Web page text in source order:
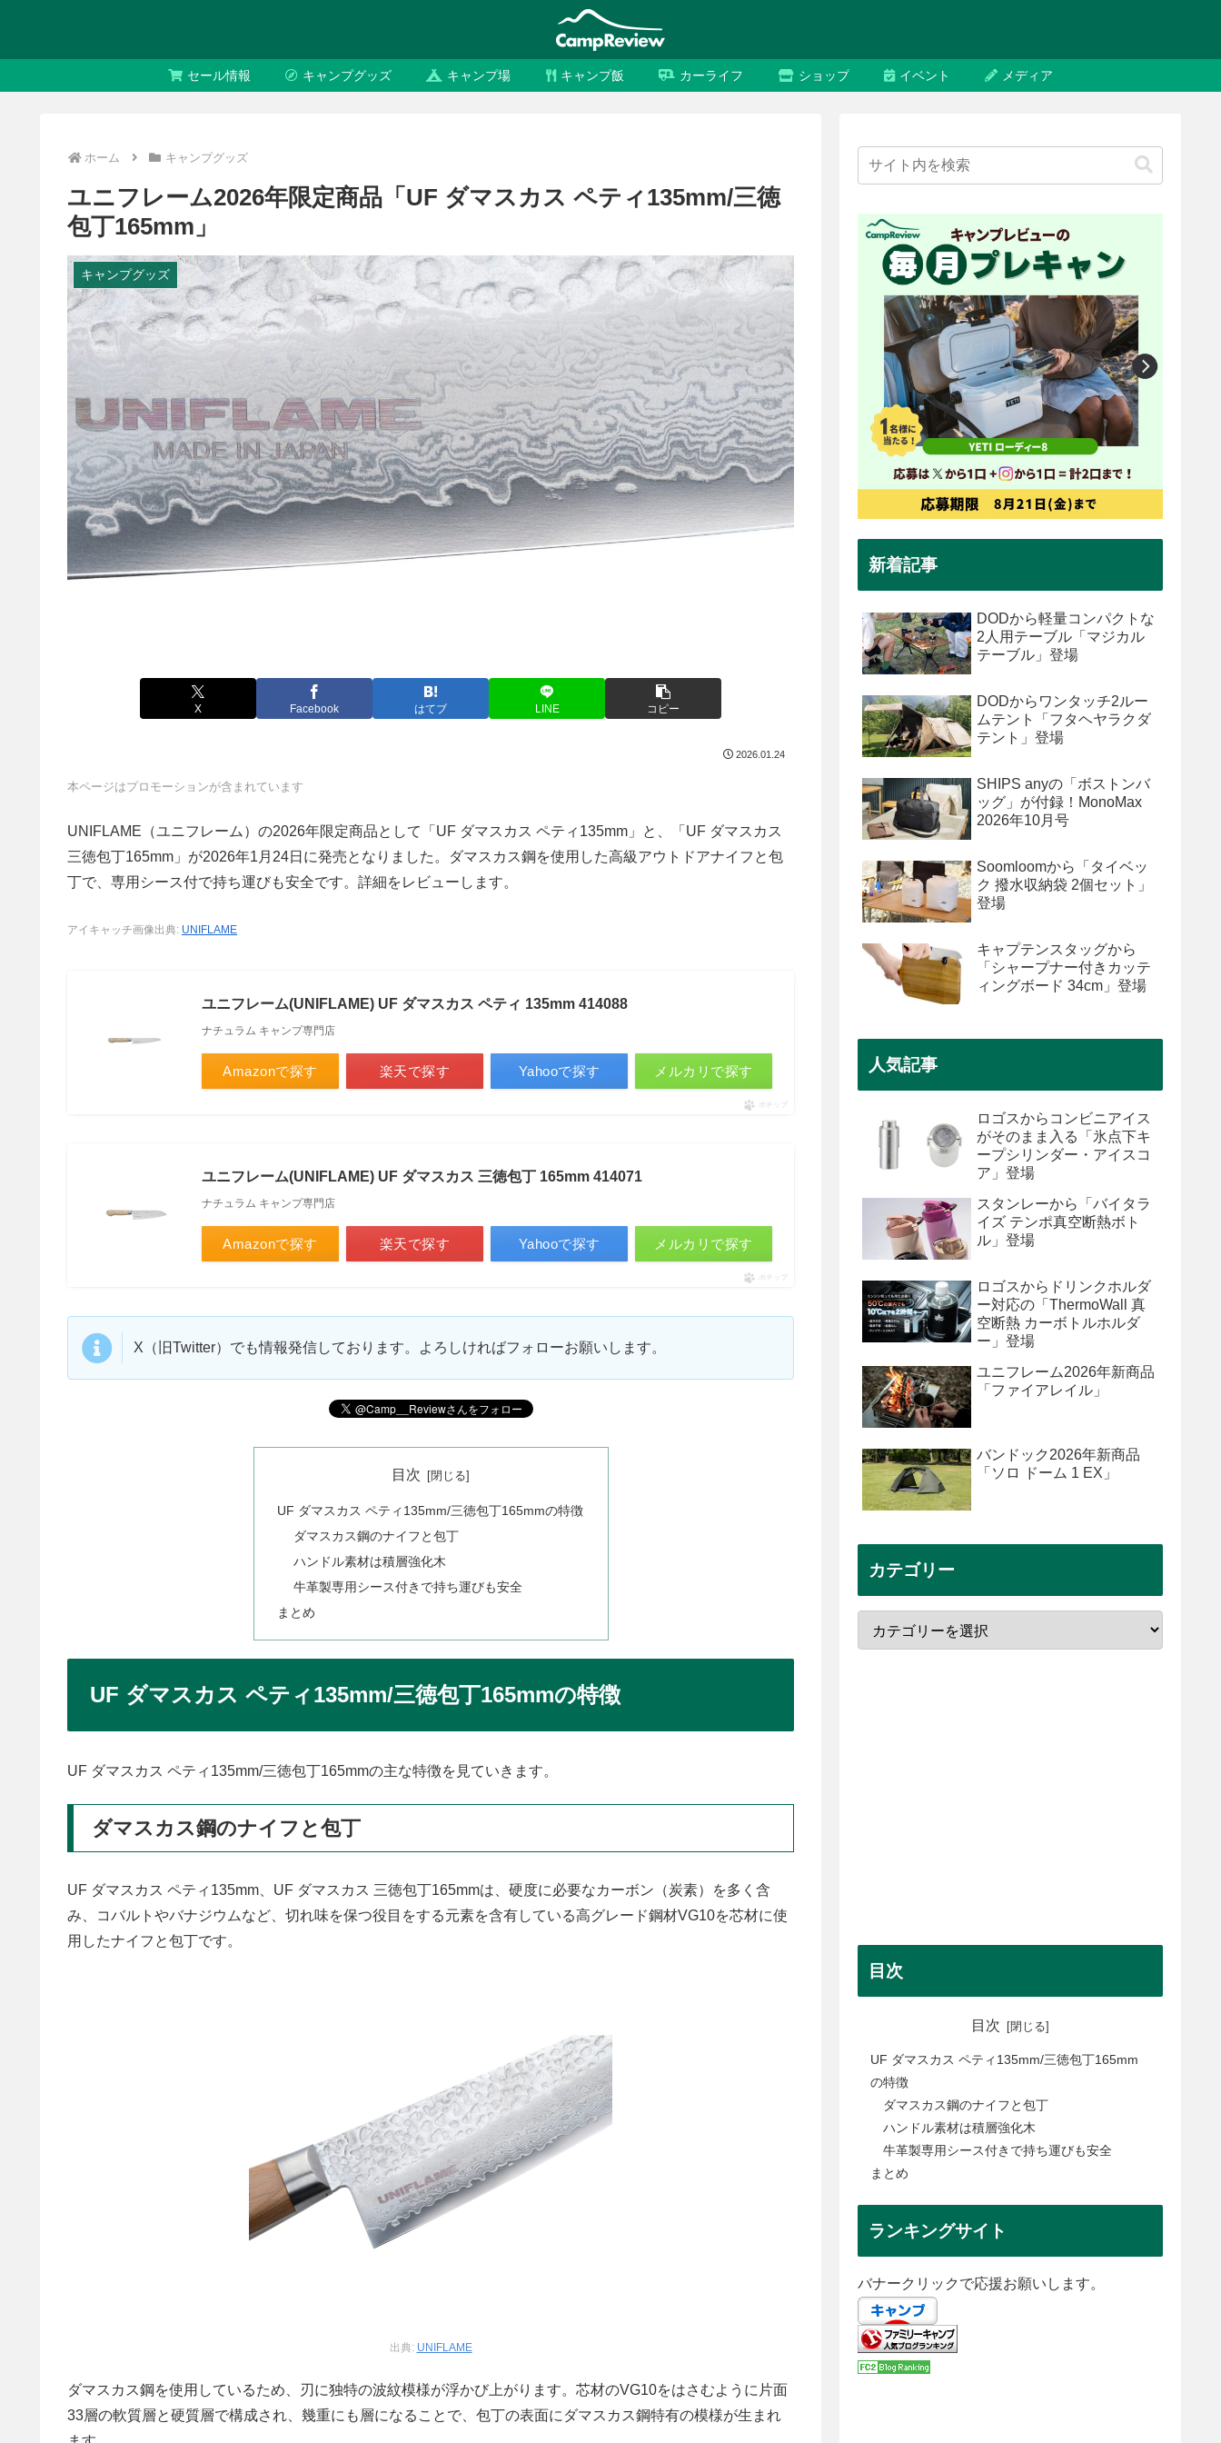
セール情報 キャンプグッズ キャンプ場 キャンプ飯 カーライフ ショップ イベント メディア
ホーム キャンプグッズ
ユニフレーム2026年限定商品「UF ダマスカス ペティ135mm/三徳
包丁165mm」
キャンプグッズ
X Facebook はてブ LINE コピー
2026.01.24
本ページはプロモーションが含まれています
UNIFLAME（ユニフレーム）の2026年限定商品として「UF ダマスカス ペティ135mm」と、「UF ダマスカス
三徳包丁165mm」が2026年1月24日に発売となりました。ダマスカス鋼を使用した高級アウトドアナイフと包
丁で、専用シース付で持ち運びも安全です。詳細をレビューします。
アイキャッチ画像出典: UNIFLAME
ユニフレーム(UNIFLAME) UF ダマスカス ペティ 135mm 414088
ナチュラム キャンプ専門店
Amazonで探す 楽天で探す Yahooで探す メルカリで探す
ポチップ
ユニフレーム(UNIFLAME) UF ダマスカス 三徳包丁 165mm 414071
ナチュラム キャンプ専門店
Amazonで探す 楽天で探す Yahooで探す メルカリで探す
ポチップ
X（旧Twitter）でも情報発信しております。よろしければフォローお願いします。
目次
UF ダマスカス ペティ135mm/三徳包丁165mmの特徴
ダマスカス鋼のナイフと包丁
ハンドル素材は積層強化木
牛革製専用シース付きで持ち運びも安全
まとめ
UF ダマスカス ペティ135mm/三徳包丁165mmの特徴
UF ダマスカス ペティ135mm/三徳包丁165mmの主な特徴を見ていきます。
ダマスカス鋼のナイフと包丁
UF ダマスカス ペティ135mm、UF ダマスカス 三徳包丁165mmは、硬度に必要なカーボン（炭素）を多く含
み、コバルトやバナジウムなど、切れ味を保つ役目をする元素を含有している高グレード鋼材VG10を芯材に使
用したナイフと包丁です。
出典: UNIFLAME
ダマスカス鋼を使用しているため、刃に独特の波紋模様が浮かび上がります。芯材のVG10をはさむように片面
33層の軟質層と硬質層で構成され、幾重にも層になることで、包丁の表面にダマスカス鋼特有の模様が生まれ
新着記事
DODから軽量コンパクトな
2人用テーブル「マジカル
テーブル」登場
DODからワンタッチ2ルー
ムテント「フタヘヤラクダ
テント」登場
SHIPS anyの「ボストンバ
ッグ」が付録！MonoMax
2026年10月号
Soomloomから「タイベッ
ク 撥水収納袋 2個セット」
登場
キャプテンスタッグから
「シャープナー付きカッテ
ィングボード 34cm」登場
人気記事
ロゴスからコンビニアイス
がそのまま入る「氷点下キ
ープシリンダー・アイスコ
ア」登場
スタンレーから「バイタラ
イズ テンポ真空断熱ボト
ル」登場
ロゴスからドリンクホルダ
ー対応の「ThermoWall 真
空断熱 カーボトルホルダ
ー」登場
ユニフレーム2026年新商品
「ファイアレイル」
バンドック2026年新商品
「ソロ ドーム 1 EX」
カテゴリー
目次
目次
UF ダマスカス ペティ135mm/三徳包丁165mm
の特徴
ダマスカス鋼のナイフと包丁
ハンドル素材は積層強化木
牛革製専用シース付きで持ち運びも安全
まとめ
ランキングサイト
バナークリックで応援お願いします。